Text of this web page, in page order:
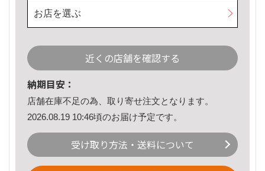
お店を選ぶ
近くの店舗を確認する
納期目安：
店舗在庫不足の為、取り寄せ注文となります。
2026.08.19 10:46頃のお届け予定です。
受け取り方法・送料について